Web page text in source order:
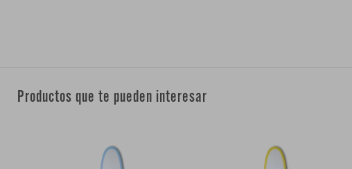
Productos que te pueden interesar